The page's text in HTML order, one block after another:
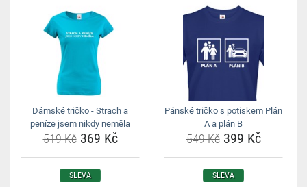
Dámské tričko - Strach a
peníze jsem nikdy neměla
519 Kč369 Kč
Pánské tričko s potiskem Plán
A a plán B
549 Kč399 Kč
SLEVA SLEVA